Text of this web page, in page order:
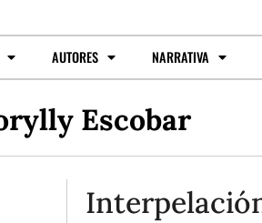
AUTORES NARRATIVA
Escobar